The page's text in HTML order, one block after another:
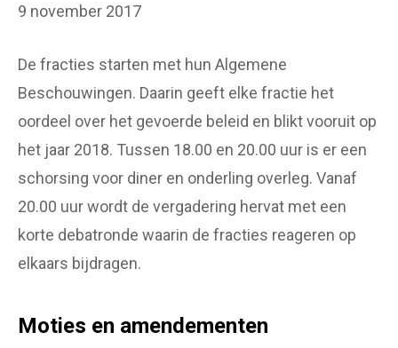
9 november 2017
De fracties starten met hun Algemene
Beschouwingen. Daarin geeft elke fractie het
oordeel over het gevoerde beleid en blikt vooruit op
het jaar 2018. Tussen 18.00 en 20.00 uur is er een
schorsing voor diner en onderling overleg. Vanaf
20.00 uur wordt de vergadering hervat met een
korte debatronde waarin de fracties reageren op
elkaars bijdragen.
Moties en amendementen